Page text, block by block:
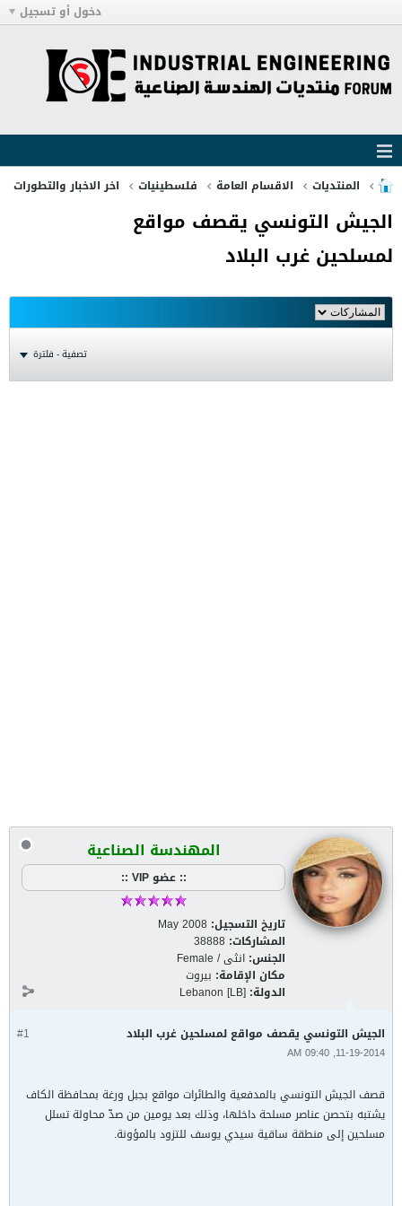
دخول أو تسجيل
المنتديات الاقسام العامة فلسطينيات اخر الاخبار والتطورات
الجيش التونسي يقصف مواقع
لمسلحين غرب البلاد
تصفية - فلترة
المهندسة الصناعية
:: عضو VIP ::
تاريخ التسجيل: May 2008
المشاركات: 38888
الجنس: انثى / Female
مكان الإقامة: بيروت
الدولة: Lebanon [LB]
#1 الجيش التونسي يقصف مواقع لمسلحين غرب البلاد
11-19-2014, 09:40 AM
قصف الجيش التونسي بالمدفعية والطائرات مواقع بجبل ورغة بمحافظة الكاف
يشتبه بتحصن عناصر مسلحة داخلها، وذلك بعد يومين من صدّ محاولة تسلل
مسلحين إلى منطقة ساقية سيدي يوسف للتزود بالمؤونة.